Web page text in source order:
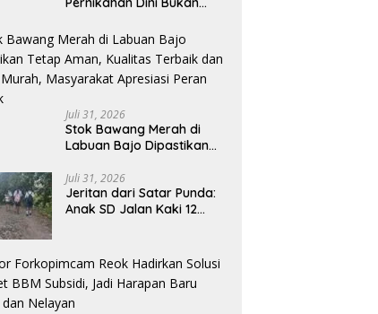
Juli 31, 2026
Stok Bawang Merah di
Labuan Bajo Dipastikan
Terbaik dan Harga Murah,
Masyarakat Apresiasi
Peran Ninonk
Juli 31, 2026
Jeritan dari Satar Punda:
Anak SD Jalan Kaki 12
Sekolah, Warga Desak
Bupati Manggarai Timur
Bertindak